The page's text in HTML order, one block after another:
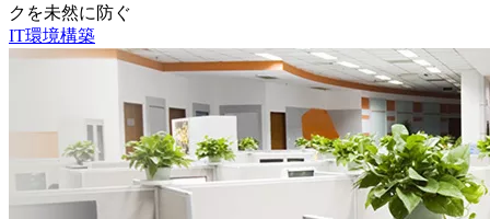
クを未然に防ぐ
IT環境構築